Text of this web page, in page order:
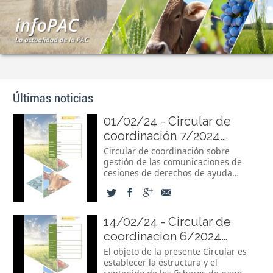
Últimas noticias
01/02/24 -Circular de
coordinación 7/2024
Gestión de las
comunicaciones de
cesiones de derechos de
ayuda básica a la renta para
2024.
Circular de coordinación sobre
gestión de las comunicaciones de
cesiones de derechos de ayuda
sostenibilidad. Campaña 2024.
Corresponde al Fondo Español de
Garantía Agraria O.A. velar por la
aplicación armonizada en el territorio
nacional de la reglamentación
comunitaria y de...
14/02/24 -Circular de
coordinacion 6/2024
Instrucciones por la que se
establecen la forma y el
El objeto de la presente Circular es
establecer la estructura y el